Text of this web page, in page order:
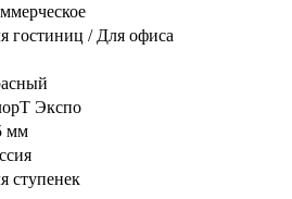
гостиниц / Для офиса
Экспо
мм
ступенек